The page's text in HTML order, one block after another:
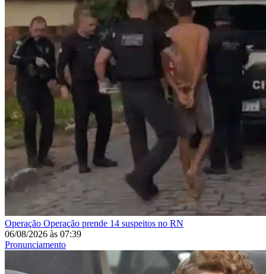
Operação Operação prende 14 suspeitos no RN
06/08/2026 às 07:39
Pronunciamento